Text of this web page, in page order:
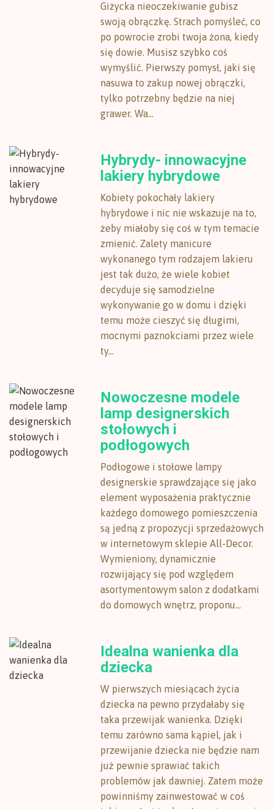
Giżycka nieoczekiwanie gubisz
swoją obrączkę. Strach pomyśleć, co
po powrocie zrobi twoja żona, kiedy
się dowie. Musisz szybko coś
wymyślić. Pierwszy pomysł, jaki się
nasuwa to zakup nowej obrączki,
tylko potrzebny będzie na niej
grawer. Wa...
Hybrydy- innowacyjne
lakiery hybrydowe
Kobiety pokochały lakiery
hybrydowe i nic nie wskazuje na to,
żeby miałoby się coś w tym temacie
zmienić. Zalety manicure
wykonanego tym rodzajem lakieru
jest tak dużo, że wiele kobiet
decyduje się samodzielne
wykonywanie go w domu i dzięki
temu może cieszyć się długimi,
mocnymi paznokciami przez wiele
ty...
Nowoczesne modele
lamp designerskich
stołowych i
podłogowych
Podłogowe i stołowe lampy
designerskie sprawdzające się jako
element wyposażenia praktycznie
każdego domowego pomieszczenia
są jedną z propozycji sprzedażowych
w internetowym sklepie All-Decor.
Wymieniony, dynamicznie
rozwijający się pod względem
asortymentowym salon z dodatkami
do domowych wnętrz, proponu...
Idealna wanienka dla
dziecka
W pierwszych miesiącach życia
dziecka na pewno przydałaby się
taka przewijak wanienka. Dzięki
temu zarówno sama kąpiel, jak i
przewijanie dziecka nie będzie nam
już pewnie sprawiać takich
problemów jak dawniej. Zatem może
powinniśmy zainwestować w coś